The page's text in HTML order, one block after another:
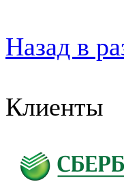
Назад в
Клиенты